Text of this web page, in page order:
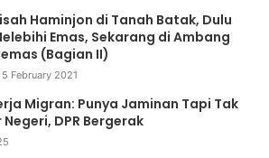
Haminjon di Tanah Batak, Dulu
Emas, Sekarang di Ambang
(Bagian II)
5 February 2021
Migran: Punya Jaminan Tapi Tak
DPR Bergerak